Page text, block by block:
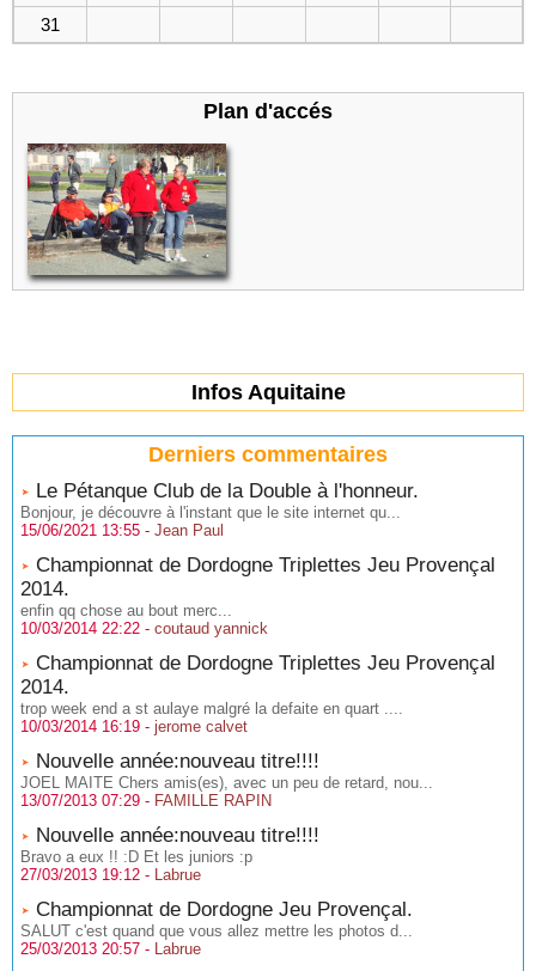
31
Plan d'accés
Infos Aquitaine
Derniers commentaires
Le Pétanque Club de la Double à l'honneur.
Bonjour, je découvre à l'instant que le site internet qu...
15/06/2021 13:55 - Jean Paul
Championnat de Dordogne Triplettes Jeu Provençal
2014.
enfin qq chose au bout merc...
10/03/2014 22:22 - coutaud yannick
Championnat de Dordogne Triplettes Jeu Provençal
2014.
trop week end a st aulaye malgré la defaite en quart ....
10/03/2014 16:19 - jerome calvet
Nouvelle année:nouveau titre!!!!
JOEL MAITE Chers amis(es), avec un peu de retard, nou...
13/07/2013 07:29 - FAMILLE RAPIN
Nouvelle année:nouveau titre!!!!
Bravo a eux !! :D Et les juniors :p
27/03/2013 19:12 - Labrue
Championnat de Dordogne Jeu Provençal.
SALUT c'est quand que vous allez mettre les photos d...
25/03/2013 20:57 - Labrue